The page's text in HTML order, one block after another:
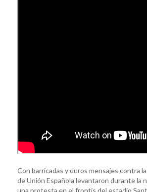
Con barricadas y duros mensajes contra
de Unión Española levantaron durante la
una protesta en el frontis del estadio